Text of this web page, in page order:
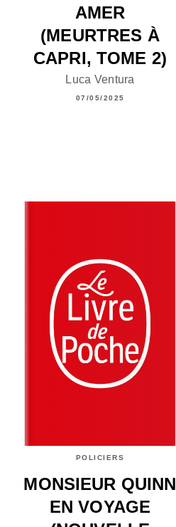
AMER
(MEURTRES À
CAPRI, TOME 2)
Luca Ventura
07/05/2025
POLICIERS
MONSIEUR QUINN
EN VOYAGE